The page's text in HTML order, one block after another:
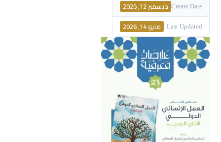
Create Date ديسمبر 12, 2025
Last Updated مايو 14, 2026